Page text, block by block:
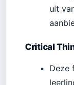
uit
Critical
Deze